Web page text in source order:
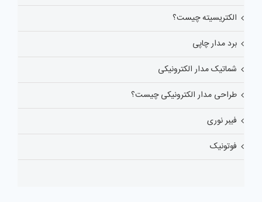
الکتریسیته چیست؟
برد مدار چاپی
شماتیک مدار الکترونیکی
طراحی مدار الکترونیکی چیست؟
فیبر نوری
فوتونیک